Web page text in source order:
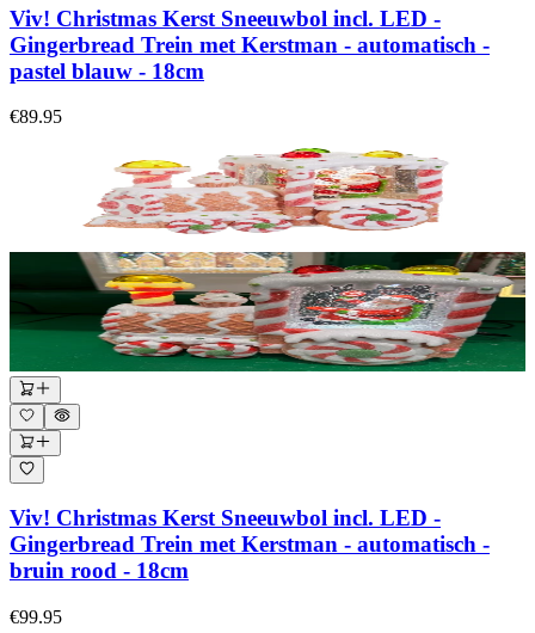
Viv! Christmas Kerst Sneeuwbol incl. LED -
Gingerbread Trein met Kerstman - automatisch -
pastel blauw - 18cm
€89.95
Viv! Christmas Kerst Sneeuwbol incl. LED -
Gingerbread Trein met Kerstman - automatisch -
bruin rood - 18cm
€99.95